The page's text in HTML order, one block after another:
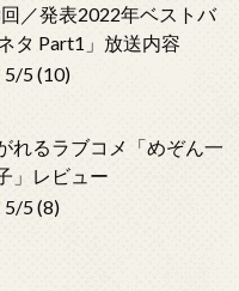
／発表2022年ベストバ
タ Part1」放送内容
5/5(10)
れるラブコメ「めぞん一
」レビュー
5/5(8)